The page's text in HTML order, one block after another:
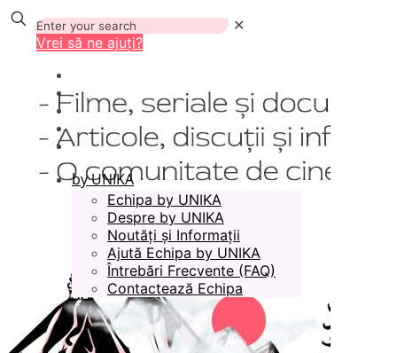
✕
Vrei să ne ajuți?
by UNIKA
Echipa by UNIKA
Despre by UNIKA
Noutăți și Informații
Ajută Echipa by UNIKA
Întrebări Frecvente (FAQ)
Contactează Echipa